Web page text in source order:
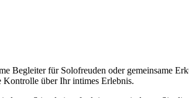
Begleiter für Solofreuden oder gemeinsame
Kontrolle über Ihr intimes Erlebnis.